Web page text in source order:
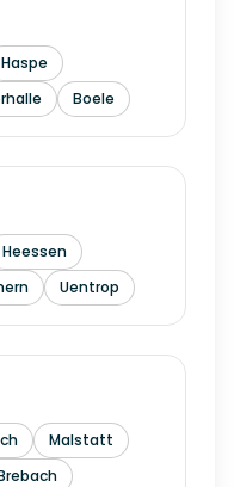
Haspe
Boele
Heessen
Uentrop
Malstatt